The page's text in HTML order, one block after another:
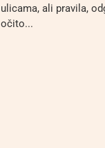
ulicama, ali pravila,
očito...